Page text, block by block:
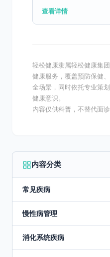
谢的主要器官，许多
查看详情
轻松健康隶属轻松健康集
健康服务，覆盖预防保健
全场景，同时依托专业策
健康意识。
内容仅供科普，不替代面
内容分类
常见疾病
慢性病管理
消化系统疾病